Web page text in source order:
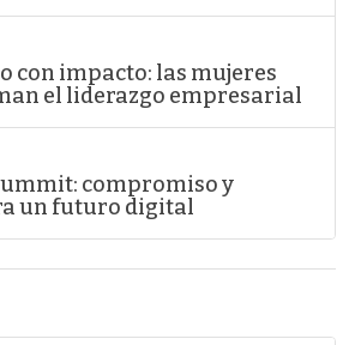
con impacto: las mujeres
el liderazgo empresarial
compromiso y
un futuro digital